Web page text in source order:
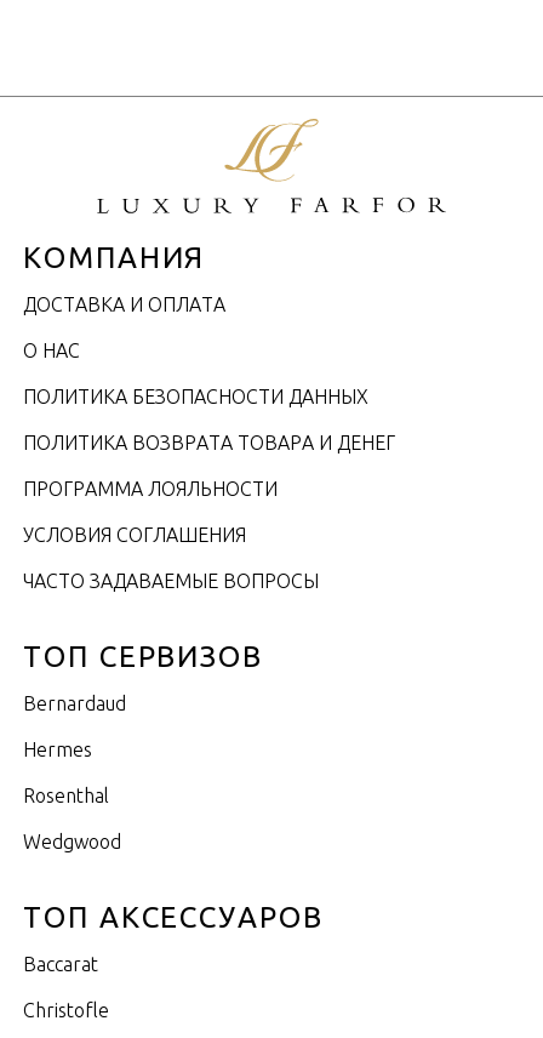
КОМПАНИЯ
ДОСТАВКА И ОПЛАТА
О НАС
ПОЛИТИКА БЕЗОПАСНОСТИ ДАННЫХ
ПОЛИТИКА ВОЗВРАТА ТОВАРА И ДЕНЕГ
ПРОГРАММА ЛОЯЛЬНОСТИ
УСЛОВИЯ СОГЛАШЕНИЯ
ЧАСТО ЗАДАВАЕМЫЕ ВОПРОСЫ
ТОП СЕРВИЗОВ
Bernardaud
Hermes
Rosenthal
Wedgwood
ТОП АКСЕССУАРОВ
Baccarat
Christofle